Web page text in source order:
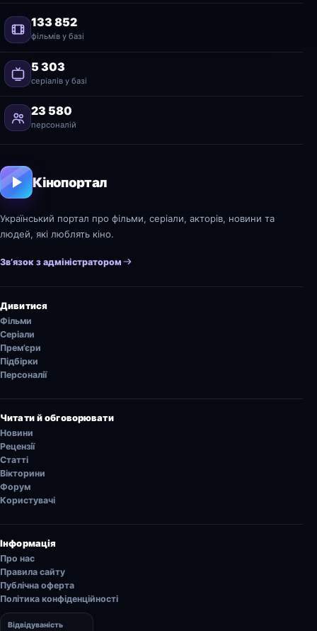
133 852
фільмів у базі
5 303
серіалів у базі
23 580
персоналій
Кінопортал
Український портал про фільми, серіали, акторів, новини та
людей, які люблять кіно.
Зв’язок з адміністратором
Дивитися
Фільми
Серіали
Прем’єри
Підбірки
Персоналії
Читати й обговорювати
Новини
Рецензії
Статті
Вікторини
Форум
Користувачі
Інформація
Про нас
Правила сайту
Публічна оферта
Політика конфіденційності
Відвідуваність